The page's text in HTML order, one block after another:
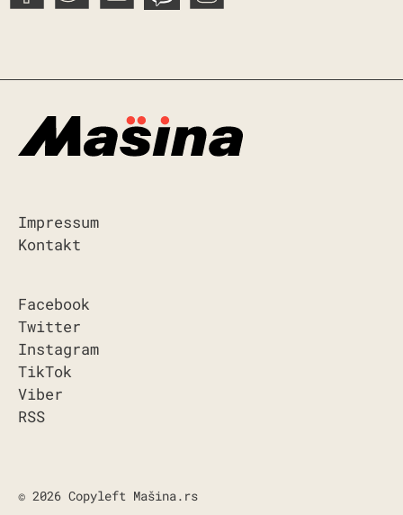
Impressum
Kontakt
Facebook
Twitter
Instagram
TikTok
Viber
RSS
© 2026 Copyleft Mašina.rs